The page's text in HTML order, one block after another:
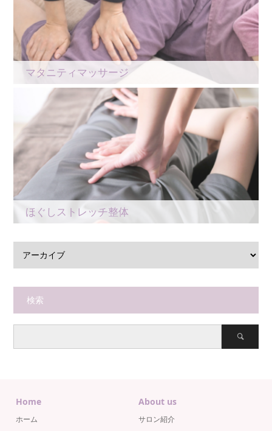
マタニティマッサージ
ほぐしストレッチ整体
検索
Home
ホーム
About us
サロン紹介